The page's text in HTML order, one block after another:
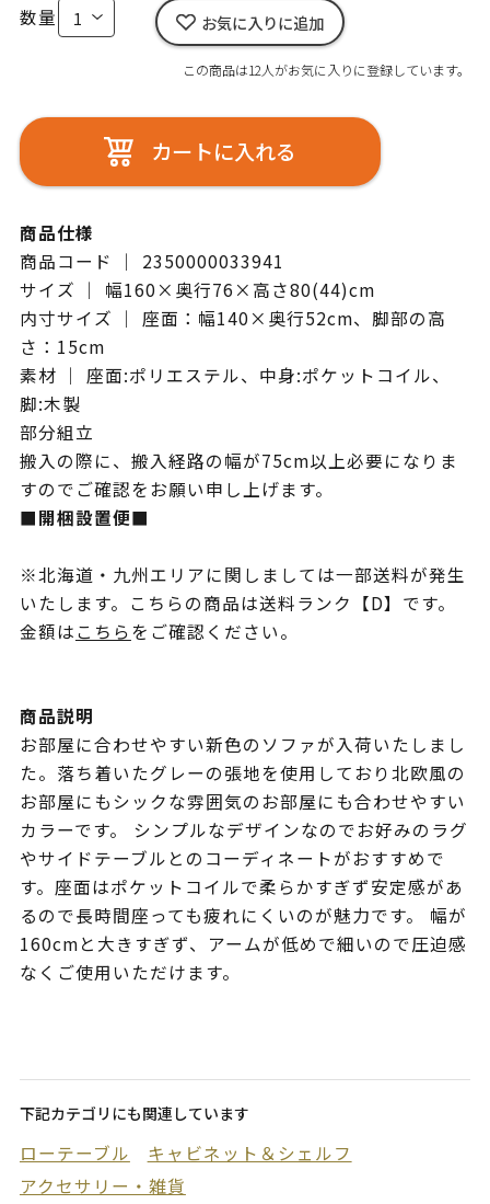
数量 お気に入りに追加
この商品は12人がお気に入りに登録しています。
カートに入れる
商品仕様
商品コード ｜ 2350000033941
サイズ ｜ 幅160×奥行76×高さ80(44)cm
内寸サイズ ｜ 座面：幅140×奥行52cm、脚部の高
さ：15cm
素材 ｜ 座面:ポリエステル、中身:ポケットコイル、
脚:木製
部分組立
搬入の際に、搬入経路の幅が75cm以上必要になりま
すのでご確認をお願い申し上げます。
■開梱設置便■
※北海道・九州エリアに関しましては一部送料が発生
いたします。こちらの商品は送料ランク【D】です。
金額はこちらをご確認ください。
商品説明
お部屋に合わせやすい新色のソファが入荷いたしまし
た。落ち着いたグレーの張地を使用しており北欧風の
お部屋にもシックな雰囲気のお部屋にも合わせやすい
カラーです。 シンプルなデザインなのでお好みのラグ
やサイドテーブルとのコーディネートがおすすめで
す。座面はポケットコイルで柔らかすぎず安定感があ
るので長時間座っても疲れにくいのが魅力です。 幅が
160cmと大きすぎず、アームが低めで細いので圧迫感
なくご使用いただけます。
下記カテゴリにも関連しています
ローテーブル
キャビネット＆シェルフ
アクセサリー・雑貨